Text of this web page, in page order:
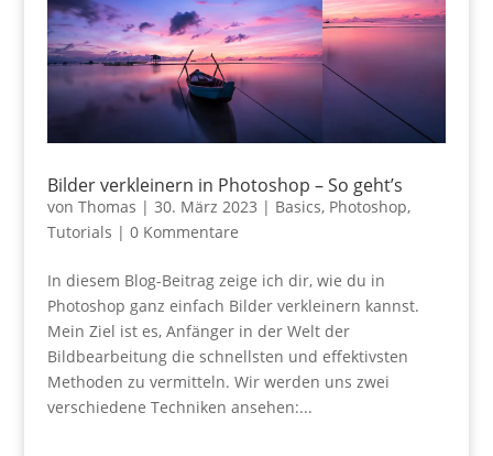
Bilder verkleinern in Photoshop – So geht’s
von Thomas | 30. März 2023 | Basics, Photoshop,
Tutorials | 0 Kommentare
In diesem Blog-Beitrag zeige ich dir, wie du in
Photoshop ganz einfach Bilder verkleinern kannst.
Mein Ziel ist es, Anfänger in der Welt der
Bildbearbeitung die schnellsten und effektivsten
Methoden zu vermitteln. Wir werden uns zwei
verschiedene Techniken ansehen:...